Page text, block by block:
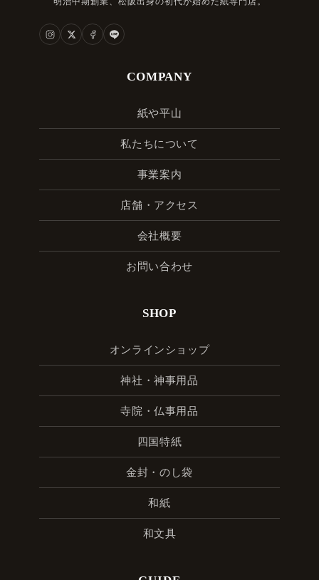
COMPANY
紙や平山
私たちについて
事業案内
店舗・アクセス
会社概要
お問い合わせ
SHOP
オンラインショップ
神社・神事用品
寺院・仏事用品
四国特紙
金封・のし袋
和紙
和文具